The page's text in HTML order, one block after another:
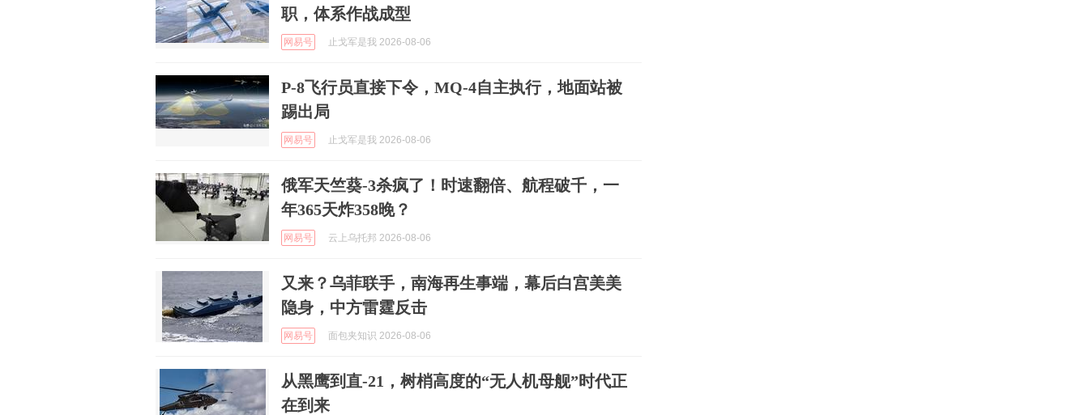
职，体系作战成型
网易号 止戈军是我 2026-08-06
P-8飞行员直接下令，MQ-4自主执行，地面站被
踢出局
网易号 止戈军是我 2026-08-06
俄军天竺葵-3杀疯了！时速翻倍、航程破千，一
年365天炸358晚？
网易号 云上乌托邦 2026-08-06
又来？乌菲联手，南海再生事端，幕后白宫美美
隐身，中方雷霆反击
网易号 面包夹知识 2026-08-06
从黑鹰到直-21，树梢高度的“无人机母舰”时代正
在到来